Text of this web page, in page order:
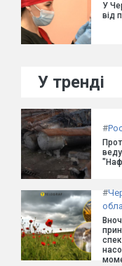
У
від
У тренді
#
#